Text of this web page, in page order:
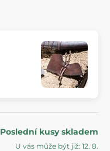
Poslední kusy skladem
U vás může být již: 12. 8.